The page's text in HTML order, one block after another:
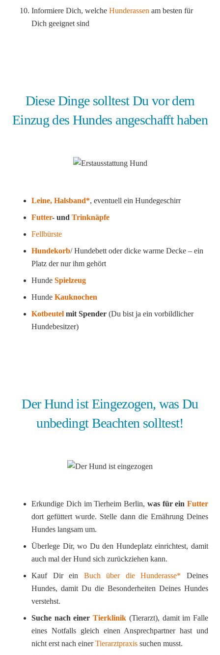
Informiere Dich, welche Hunderassen am besten für
Dich geeignet sind
Diese Dinge solltest Du vor dem
Einzug des Hundes angeschafft haben
Leine, Halsband*, eventuell ein Hundegeschirr
Futter- und Trinknäpfe
Fellbürste
Hundekorb/ Hundebett oder dicke warme Decke – ein
Platz der nur ihm gehört
Hunde Spielzeug
Hunde Kauknochen
Kotbeutel mit Spender (Du bist ja ein vorbildlicher
Hundebesitzer)
Der Hund ist Eingezogen, was Du
unbedingt Beachten solltest!
Erkundige Dich im Tierheim Berlin, was für ein Futter
dort gefüttert wurde. Stelle dann die Ernährung Deines
Hundes langsam um.
Überlege Dir, wo Du den Hundeplatz einrichtest, damit
auch mal der Hund sich zurückziehen kann.
Kauf Dir ein Buch über die Hunderasse* Deines
Hundes, damit Du die Besonderheiten Deines Hundes
verstehst.
Suche nach einerTierklinik (Tierarzt), damit im Falle
eines Notfalls gleich einen Ansprechpartner hast und
nicht erst nach einerTierarztpraxis suchen musst.